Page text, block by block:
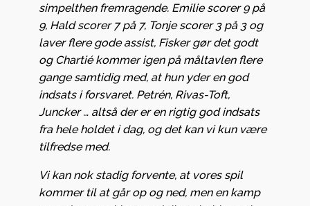
simpelthen fremragende. Emilie scorer 9 på
9, Hald scorer 7 på 7, Tonje scorer 3 på 3 og
laver flere gode assist, Fisker gør det godt
og Chartié kommer igen på måltavlen flere
gange samtidig med, at hun yder en god
indsats i forsvaret. Petrén, Rivas-Toft,
Juncker … altså der er en rigtig god indsats
fra hele holdet i dag, og det kan vi kun være
tilfredse med.
Vi kan nok stadig forvente, at vores spil
kommer til at går op og ned, men en kamp